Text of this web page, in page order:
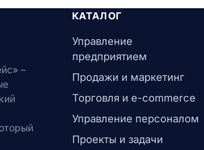
–
КАТАЛОГ
Управление
предприятием
Продажи и маркетинг
Торговля и e-commerce
Управление персоналом
Проекты и задачи